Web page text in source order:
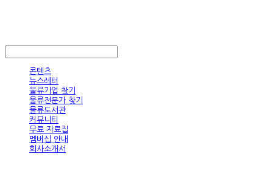
콘텐츠
뉴스레터
물류기업 찾기
물류전문가 찾기
물류도서관
커뮤니티
무료 자료집
멤버십 안내
회사소개서